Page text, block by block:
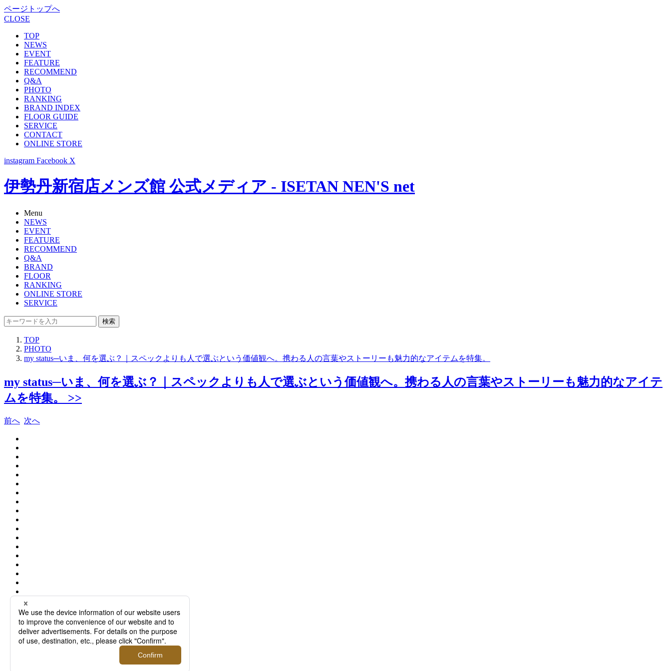
ページトップへ
CLOSE
TOP
NEWS
EVENT
FEATURE
RECOMMEND
Q&A
PHOTO
RANKING
BRAND INDEX
FLOOR GUIDE
SERVICE
CONTACT
ONLINE STORE
instagram Facebook X
伊勢丹新宿店メンズ館 公式メディア - ISETAN NEN'S net
Menu
NEWS
EVENT
FEATURE
RECOMMEND
Q&A
BRAND
FLOOR
RANKING
ONLINE STORE
SERVICE
検索
TOP
PHOTO
my status─いま、何を選ぶ？｜スペックよりも人で選ぶという価値観へ。携わる人の言葉やストーリーも魅力的なアイテムを特集。
my status─いま、何を選ぶ？｜スペックよりも人で選ぶという価値観へ。携わる人の言葉やストーリーも魅力的なアイテ
ムを特集。 >>
前へ 次へ